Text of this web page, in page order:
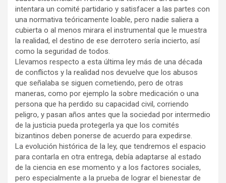
intentara un comité partidario y satisfacer a las partes con
una normativa teóricamente loable, pero nadie saliera a
cubierta o al menos mirara el instrumental que le muestra
la realidad, el destino de ese derrotero sería incierto, así
como la seguridad de todos.
Llevamos respecto a esta última ley más de una década
de conflictos y la realidad nos devuelve que los abusos
que señalaba se siguen cometiendo, pero de otras
maneras, como por ejemplo la sobre medicación o una
persona que ha perdido su capacidad civil, corriendo
peligro, y pasan años antes que la sociedad por intermedio
de la justicia pueda protegerla ya que los comités
bizantinos deben ponerse de acuerdo para expedirse.
La evolución histórica de la ley, que tendremos el espacio
para contarla en otra entrega, debía adaptarse al estado
de la ciencia en ese momento y a los factores sociales,
pero especialmente a la prueba de lograr el bienestar de